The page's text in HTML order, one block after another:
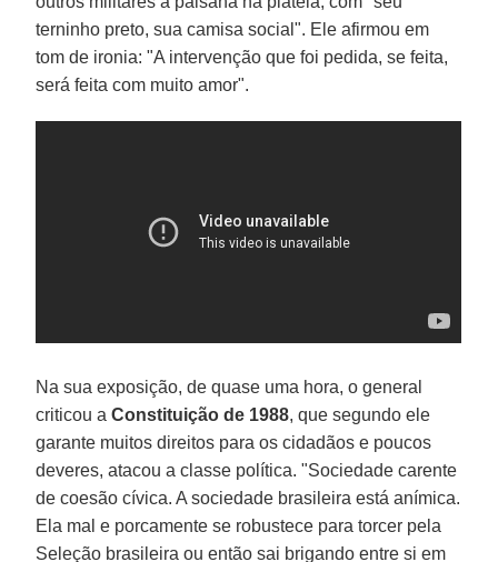
terninho preto, sua camisa social". Ele afirmou em
tom de ironia: "A intervenção que foi pedida, se feita,
será feita com muito amor".
Na sua exposição, de quase uma hora, o general
criticou aConstituição de 1988, que segundo ele
garante muitos direitos para os cidadãos e poucos
deveres, atacou a classe política. "Sociedade carente
de coesão cívica. A sociedade brasileira está anímica.
Ela mal e porcamente se robustece para torcer pela
Seleção brasileira ou então sai brigando entre si em